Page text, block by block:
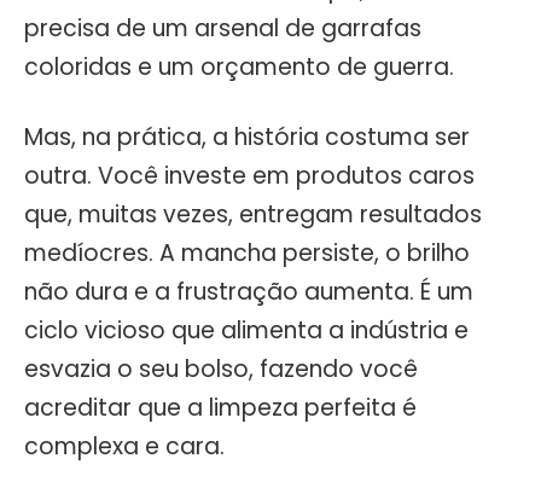
precisa de um arsenal de garrafas
coloridas e um orçamento de guerra.
Mas, na prática, a história costuma ser
outra. Você investe em produtos caros
que, muitas vezes, entregam resultados
medíocres. A mancha persiste, o brilho
não dura e a frustração aumenta. É um
ciclo vicioso que alimenta a indústria e
esvazia o seu bolso, fazendo você
acreditar que a limpeza perfeita é
complexa e cara.